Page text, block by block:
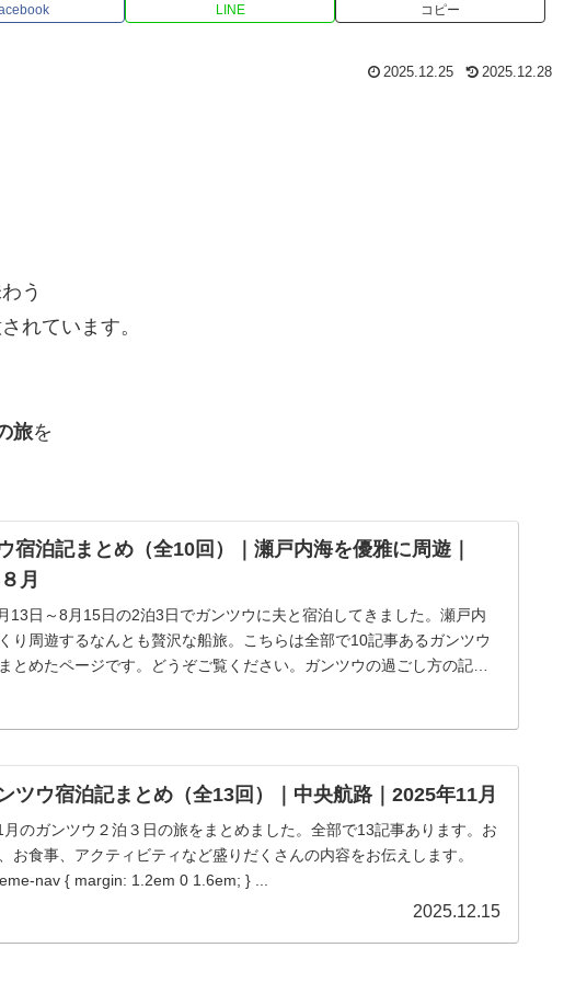
LINE コピー
2025.12.25 2025.12.28
う
れています。
旅を
宿泊記まとめ（全10回）｜瀬戸内海を優雅に周遊｜
月
13日～8月15日の2泊3日でガンツウに夫と宿泊してきました。瀬戸内
り周遊するなんとも贅沢な船旅。こちらは全部で10記事あるガンツウ
とめたページです。どうぞご覧ください。ガンツウの過ごし方の記録
ツウ宿泊記まとめ（全13回）｜中央航路｜2025年11月
のガンツウ２泊３日の旅をまとめました。全部で13記事あります。お
お食事、アクティビティなど盛りだくさんの内容をお伝えします。
nav { margin: 1.2em 0 1.6em; } ...
2025.12.15